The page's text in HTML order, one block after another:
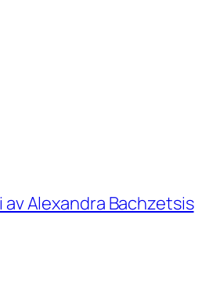
Alexandra Bachzetsis